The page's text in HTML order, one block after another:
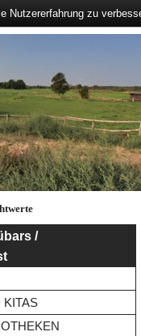
/
Nutzererfahrung zu